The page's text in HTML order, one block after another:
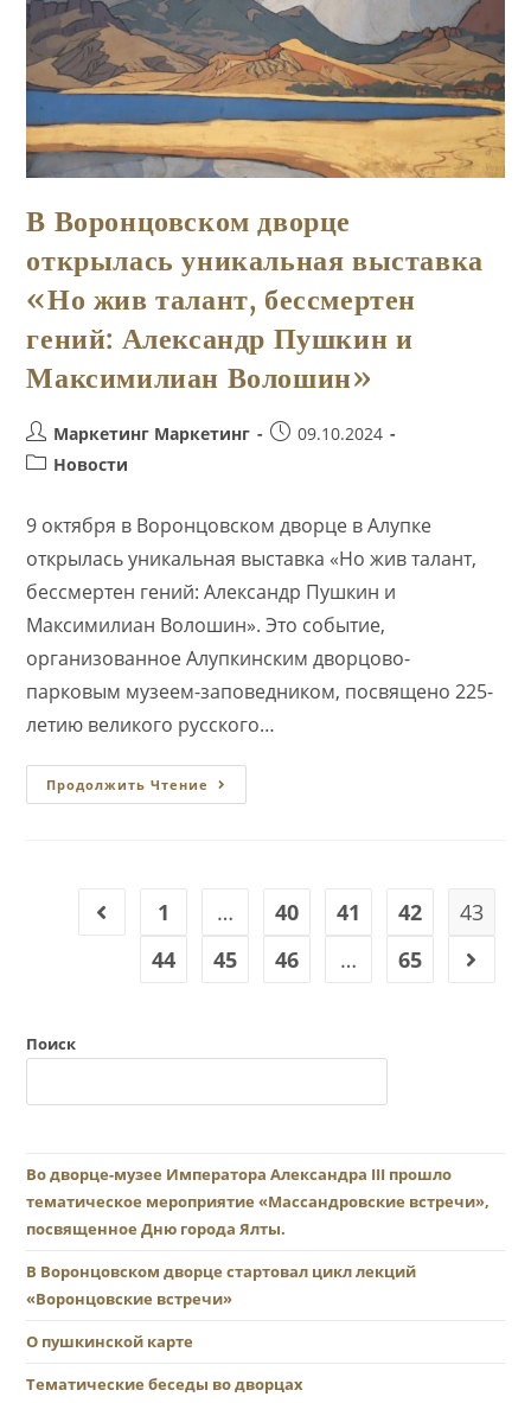
В Воронцовском дворце
открылась уникальная выставка
«Но жив талант, бессмертен
гений: Александр Пушкин и
Максимилиан Волошин»
Автор
записи:
Маркетинг Маркетинг
Запись09.10.2024
Рубрика
Новости
9 октября в Воронцовском дворце в Алупке
открылась уникальная выставка «Но жив талант,
бессмертен гений: Александр Пушкин и
Максимилиан Волошин». Это событие,
организованное Алупкинским дворцово-
парковым музеем-заповедником, посвящено 225-
летию великого русского…
Продолжить Чтение В
Воронцовском
Талант,
Гений:
Александр
Перейти на предыдущую страницу
1 … 40 41 42
43
44
45 46 … 65
Поиск
Во дворце-музее Императора Александра III прошло
тематическое мероприятие «Массандровские встречи»,
посвященное Дню города Ялты.
В Воронцовском дворце стартовал цикл лекций
«Воронцовские встречи»
О пушкинской карте
Тематические беседы во дворцах